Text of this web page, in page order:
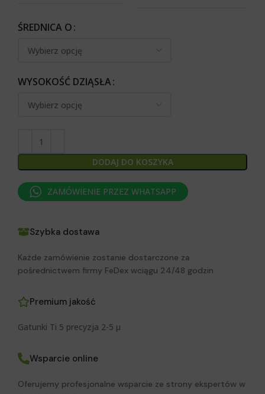
ŚREDNICA O
WYSOKOŚĆ DZIĄSŁA
DODAJ DO KOSZYKA
ZAMÓWIENIE PRZEZ WHATSAPP
Szybka dostawa
Każde zamówienie zostanie dostarczone za
pośrednictwem firmy FeDex wciągu 24/48 godzin
Premium jakość
Gatunki Ti 5 precyzja 2-5 μ
Wsparcie online
Oferujemy profesjonalne wsparcie ze strony ekspertów w